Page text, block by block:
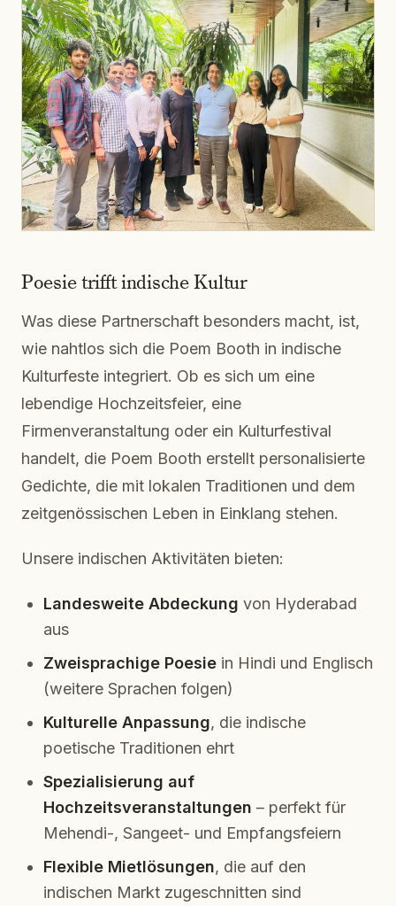
Poesie trifft indische Kultur
Was diese Partnerschaft besonders macht, ist,
wie nahtlos sich die Poem Booth in indische
Kulturfeste integriert. Ob es sich um eine
lebendige Hochzeitsfeier, eine
Firmenveranstaltung oder ein Kulturfestival
handelt, die Poem Booth erstellt personalisierte
Gedichte, die mit lokalen Traditionen und dem
zeitgenössischen Leben in Einklang stehen.
Unsere indischen Aktivitäten bieten:
Landesweite Abdeckung von Hyderabad
aus
Zweisprachige Poesie in Hindi und Englisch
(weitere Sprachen folgen)
Kulturelle Anpassung, die indische
poetische Traditionen ehrt
Spezialisierung auf
Hochzeitsveranstaltungen – perfekt für
Mehendi-, Sangeet- und Empfangsfeiern
Flexible Mietlösungen, die auf den
indischen Markt zugeschnitten sind